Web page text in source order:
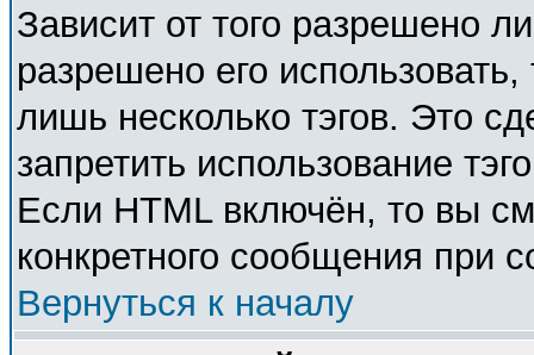
Зависит от того разрешено
разрешено его использовать,
лишь несколько тэгов. Это
запретить использование
Если HTML включён, то вы
конкретного сообщения при
Вернуться к началу